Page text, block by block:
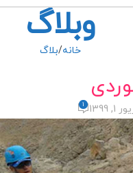
وبلاگ
خانه بلاگ
1